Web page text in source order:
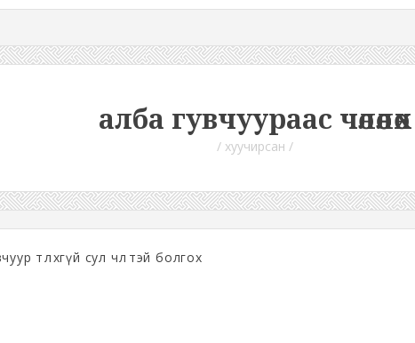
алба гувчуураас чөлөөлөх
/ хуучирсан /
төлөхгүй сул чөлөөтэй болгох